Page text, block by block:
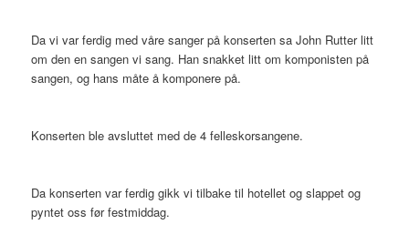
Da vi var ferdig med våre sanger på konserten sa John Rutter litt
om den en sangen vi sang. Han snakket litt om komponisten på
sangen, og hans måte å komponere på.
Konserten ble avsluttet med de 4 felleskorsangene.
Da konserten var ferdig gikk vi tilbake til hotellet og slappet og
pyntet oss før festmiddag.